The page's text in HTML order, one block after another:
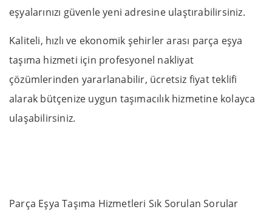
eşyalarınızı güvenle yeni adresine ulaştırabilirsiniz.
Kaliteli, hızlı ve ekonomik şehirler arası parça eşya
taşıma hizmeti için profesyonel nakliyat
çözümlerinden yararlanabilir, ücretsiz fiyat teklifi
alarak bütçenize uygun taşımacılık hizmetine kolayca
ulaşabilirsiniz.
Parça Eşya Taşıma Hizmetleri Sık Sorulan Sorular